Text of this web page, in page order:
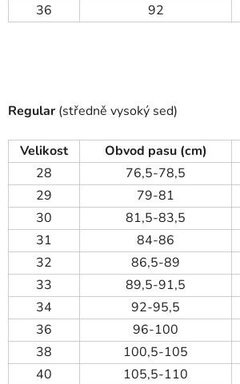
36
92
Regular (středně vysoký sed)
Velikost Obvod pasu (cm)
28
76,5-78,5
29
79-81
30
81,5-83,5
31
84-86
32
86,5-89
33
89,5-91,5
34
92-95,5
36
96-100
38
100,5-105
40
105,5-110